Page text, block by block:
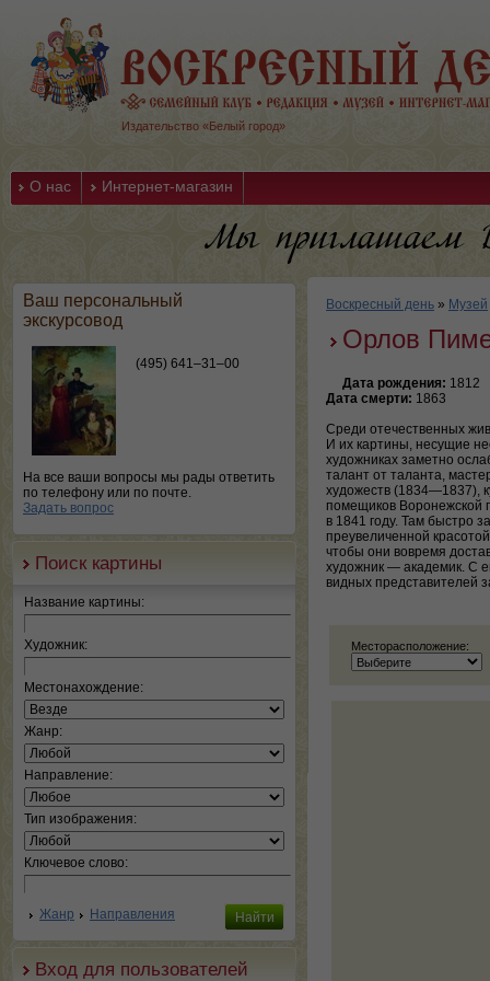
Издательство «Белый город»
О нас Интернет-магазин
Ваш персональный
экскурсовод
(495) 641–31–00
На все ваши вопросы мы рады ответить
по телефону или по почте.
Задать вопрос
Поиск картины
Название картины:
Художник:
Местонахождение:
Жанр:
Направление:
Тип изображения:
Ключевое слово:
Жанр Направления
Вход для пользователей
Воскресный день » Музей
Орлов
Дата рождения: 1812
Дата смерти: 1863
Среди отечественных
И их картины, несущие
художниках заметно
талант от таланта,
художеств (1834—1837),
помещиков Воронежской
в 1841 году. Там быстро
преувеличенной
чтобы они вовремя
художник — академик. С
видных представителей
Месторасположение: